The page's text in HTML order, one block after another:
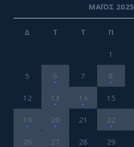
ΜΆΙΟΣ 2025
Δ Τ Τ Π
1
5 6 7 8
12 13 14 15
19 20 21 22
26 27 28 29